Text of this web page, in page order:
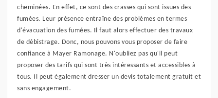
cheminées. En effet, ce sont des crasses qui sont issues des
fumées. Leur présence entraîne des problèmes en termes
d'évacuation des fumées. Il faut alors effectuer des travaux
de débistrage. Donc, nous pouvons vous proposer de faire
confiance à Mayer Ramonage. N'oubliez pas qu'il peut
proposer des tarifs qui sont très intéressants et accessibles à
tous. Il peut également dresser un devis totalement gratuit et
sans engagement.